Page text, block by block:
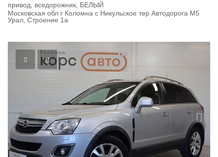
привод, вседорожник, БЕЛЫЙ
Московская обл г Коломна с Никульское тер Автодорога М5
Урал, Строение 1а